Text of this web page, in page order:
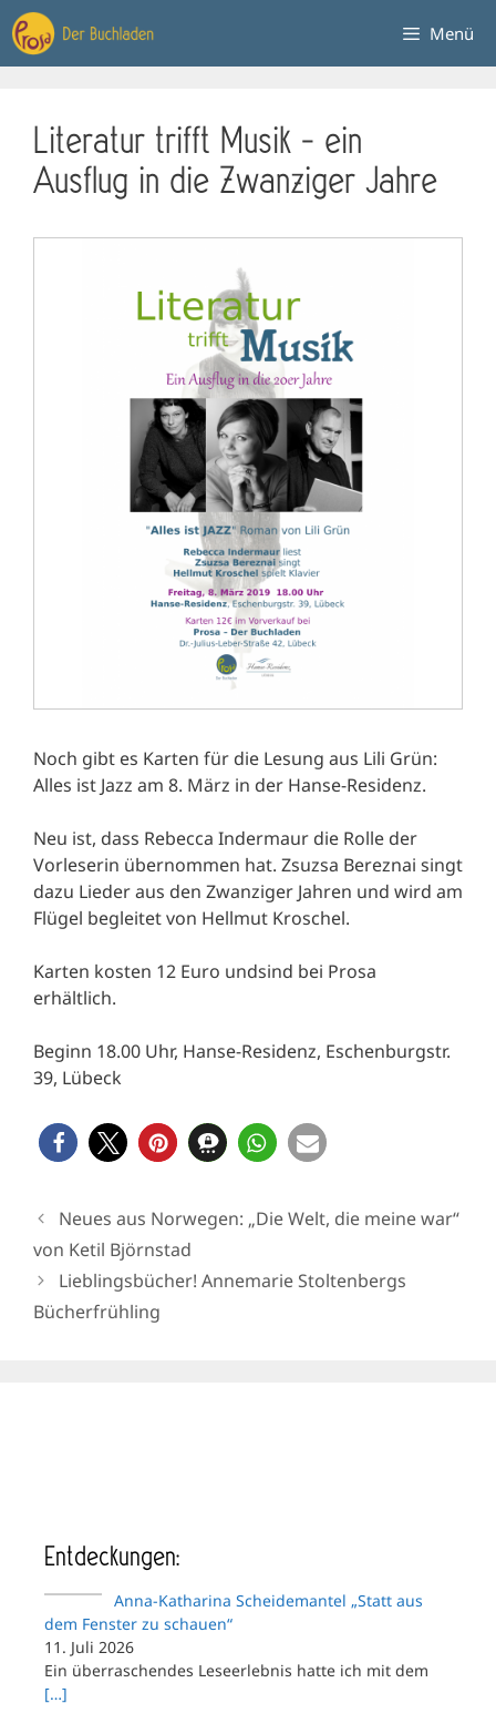
Zum
Inhalt
springen
Menü
Literatur trifft Musik – ein
Ausflug in die Zwanziger Jahre
Noch gibt es Karten für die Lesung aus Lili Grün:
Alles ist Jazz am 8. März in der Hanse-Residenz.
Neu ist, dass Rebecca Indermaur die Rolle der
Vorleserin übernommen hat. Zsuzsa Bereznai singt
dazu Lieder aus den Zwanziger Jahren und wird am
Flügel begleitet von Hellmut Kroschel.
Karten kosten 12 Euro undsind bei Prosa
erhältlich.
Beginn 18.00 Uhr, Hanse-Residenz, Eschenburgstr.
39, Lübeck
Neues aus Norwegen: „Die Welt, die meine war“
von Ketil Björnstad
Lieblingsbücher! Annemarie Stoltenbergs
Bücherfrühling
Entdeckungen:
Anna-Katharina Scheidemantel „Statt aus
dem Fenster zu schauen“
11. Juli 2026
Ein überraschendes Leseerlebnis hatte ich mit dem
[…]